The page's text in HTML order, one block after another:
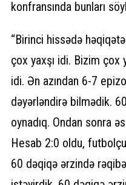
konfransında bunları
“Birinci hissədə
çox yaxşı idi. Bizim çox
idi. Ən azından 6-7
dəyərləndirə bilmədik.
oynadıq. Ondan sonra
Hesab 2:0 oldu,
60 dəqiqə ərzində